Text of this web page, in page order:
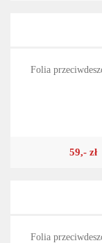
Folia
59,- zł
Folia